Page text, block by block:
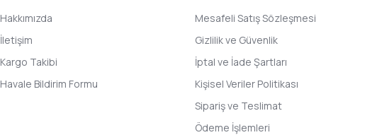
Hakkımızda
İletişim
Kargo Takibi
Havale Bildirim Formu
Mesafeli Satış Sözleşmesi
Gizlilik ve Güvenlik
İptal ve İade Şartları
Kişisel Veriler Politikası
Sipariş ve Teslimat
Ödeme İşlemleri